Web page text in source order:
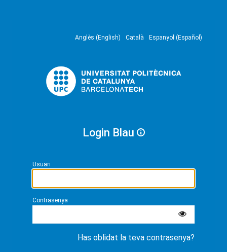
Anglès (English) Català Espanyol (Español)
Login Blau
Usuari
Contrasenya
Has oblidat la teva contrasenya?